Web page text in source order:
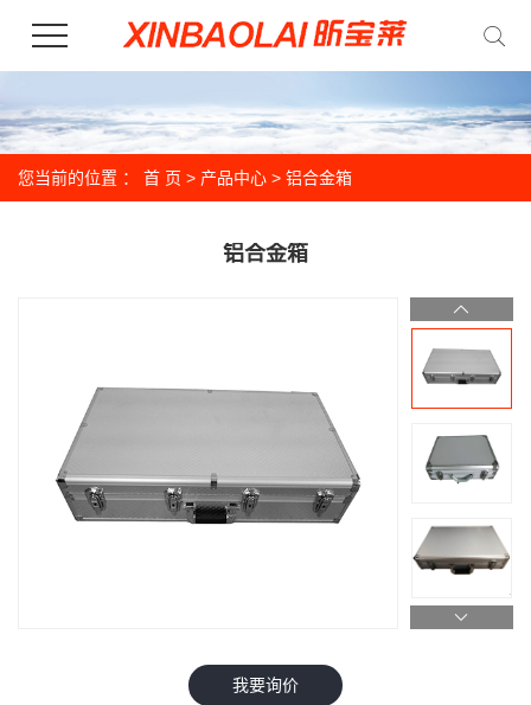
您当前的位置 ： 首 页 > 产品中心 > 铝合金箱
铝合金箱
我要询价